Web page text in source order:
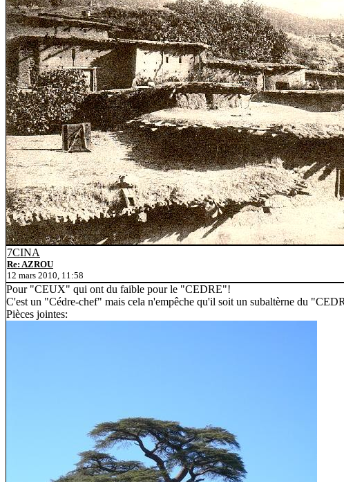
7CINA
Re: AZROU
12 mars 2010, 11:58
Pour "CEUX" qui ont du faible pour le "CEDRE"!
C'est un "Cédre-chef" mais cela n'empêche qu'il soit un subaltèrne du
Pièces jointes: